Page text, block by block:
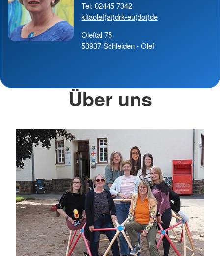
Tel: 02445 7342
kitaolef(at)drk-eu(dot)de
Oleftal 75
53937 Schleiden - Olef
Über uns